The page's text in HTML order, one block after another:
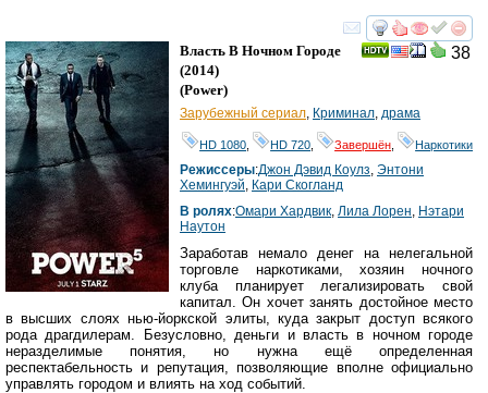
смотреть
38
Власть В Ночном Городе
(2014)
(Power)
Зарубежный сериал Криминал драма
HD 1080 HD 720 Завершён Наркотики
Режиссеры:Джон Дэвид Коулз Энтони
Хемингуэй Кари Скогланд
В ролях:Омари Хардвик Лила Лорен Нэтари
Наутон
Заработав немало денег на нелегальной
торговле наркотиками, хозяин ночного
клуба планирует легализировать свой
капитал. Он хочет занять достойное место
в высших слоях нью-йоркской элиты, куда закрыт доступ всякого
рода драгдилерам. Безусловно, деньги и власть в ночном городе
неразделимые понятия, но нужна ещё определенная
респектабельность и репутация, позволяющие вполне официально
управлять городом и влиять на ход событий.